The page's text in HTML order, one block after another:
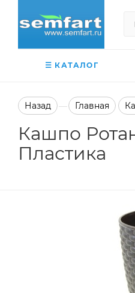
☰ КАТАЛОГ
Назад — Главная
Кашпо
Пластика